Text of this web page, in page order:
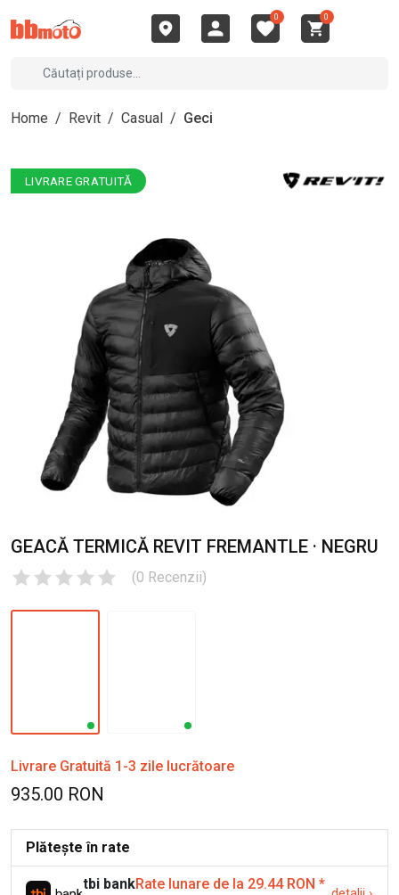
0 0
Home / Revit / Casual / Geci
LIVRARE GRATUITĂ
GEACĂ TERMICĂ REVIT FREMANTLE · NEGRU
(0 Recenzii)
Livrare Gratuită 1-3 zile lucrătoare
935.00 RON
Plătește în rate
tbi bankRate lunare de la 29.44 RON *